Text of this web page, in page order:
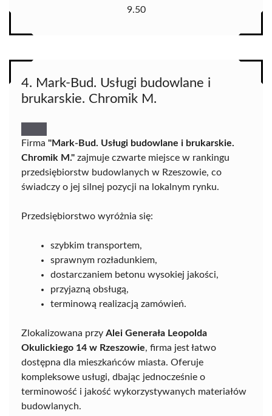
9.50
4. Mark-Bud. Usługi budowlane i
brukarskie. Chromik M.
Firma "Mark-Bud. Usługi budowlane i brukarskie.
Chromik M." zajmuje czwarte miejsce w rankingu
przedsiębiorstw budowlanych w Rzeszowie, co
świadczy o jej silnej pozycji na lokalnym rynku.
Przedsiębiorstwo wyróżnia się:
szybkim transportem,
sprawnym rozładunkiem,
dostarczaniem betonu wysokiej jakości,
przyjazną obsługą,
terminową realizacją zamówień.
Zlokalizowana przy Alei Generała Leopolda
Okulickiego 14 w Rzeszowie, firma jest łatwo
dostępna dla mieszkańców miasta. Oferuje
kompleksowe usługi, dbając jednocześnie o
terminowość i jakość wykorzystywanych materiałów
budowlanych.